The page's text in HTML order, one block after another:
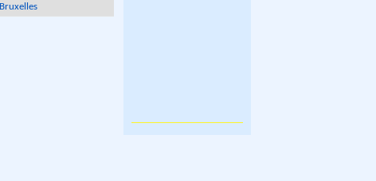
Bruxelles